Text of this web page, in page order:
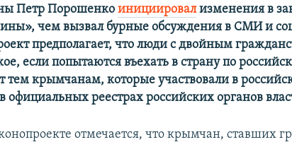
Петр Порошенкоинициировализменения в
чем вызвал бурные обсуждения в СМИ и
предполагает, что люди с двойным
если попытаются въехать в страну по
тем крымчанам, которые участвовали в
официальных реестрах российских органов
отмечается, что крымчан, ставших